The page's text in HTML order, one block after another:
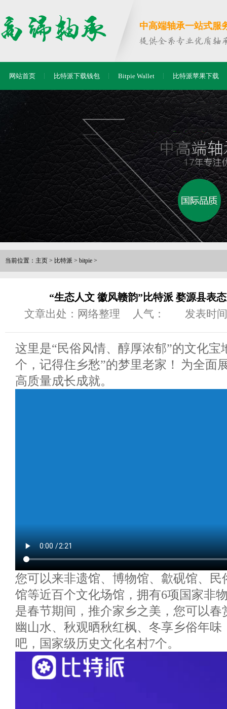
中高端轴承一站式服
网站首页 比特派下载钱包 Bitpie Wallet 比特派苹果下载
当前位置： 主页 > 比特派 > bitpie >
“生态人文 徽风赣韵”比特派 婺源县表
文章出处：网络整理 人气： 发表时
这里是“民俗风情、醇厚浓郁”的文化宝
个，记得住乡愁”的梦里老家！ 为全面
高质量成长成就。
您可以来非遗馆、博物馆、歙砚馆、
馆等近百个文化场馆，拥有6项国家非
是春节期间，推介家乡之美，您可以
幽山水、秋观晒秋红枫、冬享乡俗年味
吧，国家级历史文化名村7个。